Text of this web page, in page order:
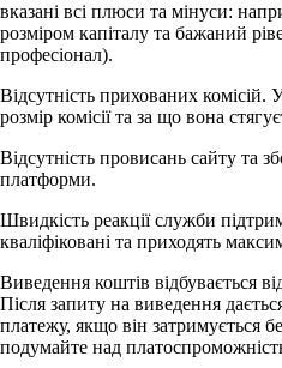
вказані всі плюси та мінуси:
розміром капіталу та бажаний
професіонал).
Відсутність прихованих комісій.
розмір комісії та за що вона
Відсутність провисань сайту та
платформи.
Швидкість реакції служби
кваліфіковані та приходять
Виведення коштів відбувається
Після запиту на виведення
платежу, якщо він затримується
подумайте над